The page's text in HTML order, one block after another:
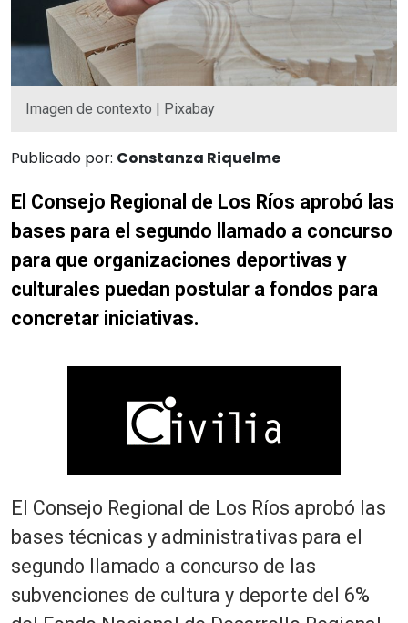
Imagen de contexto | Pixabay
Publicado por: Constanza Riquelme
El Consejo Regional de Los Ríos aprobó las
bases para el segundo llamado a concurso
para que organizaciones deportivas y
culturales puedan postular a fondos para
concretar iniciativas.
El Consejo Regional de Los Ríos aprobó las
bases técnicas y administrativas para el
segundo llamado a concurso de las
subvenciones de cultura y deporte del 6%